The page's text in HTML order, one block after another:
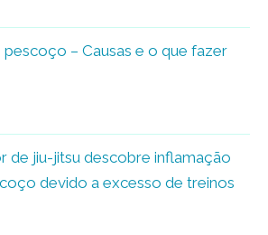
pescoço – Causas e o que fazer
de jiu-jitsu descobre inflamação
devido a excesso de treinos